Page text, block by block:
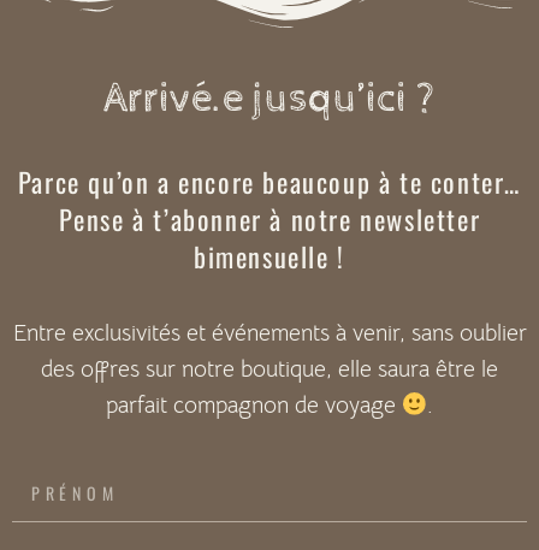
Arrivé.e jusqu’ici ?
Parce qu’on a encore beaucoup à te conter…
Pense à t’abonner à notre newsletter
bimensuelle !
Entre exclusivités et événements à venir, sans oublier
des offres sur notre boutique, elle saura être le
parfait compagnon de voyage
.